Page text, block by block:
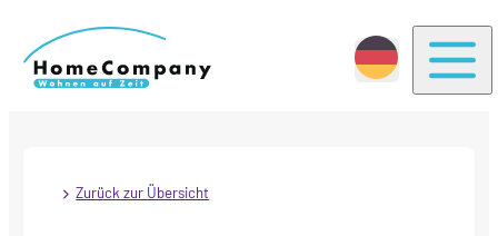
Zurück zur Übersicht